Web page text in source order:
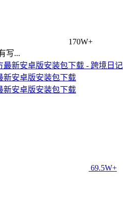
170W+
写...
新安卓版安装包下载
新安卓版安装包下载
69.5W+